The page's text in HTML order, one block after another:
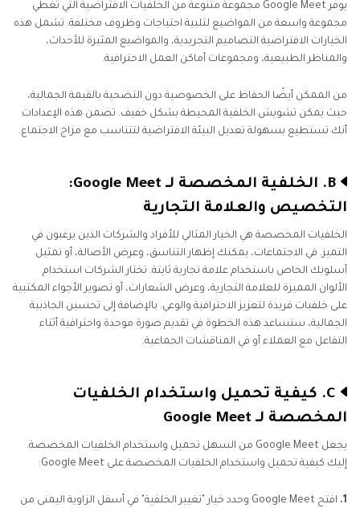
يوفر Google Meet مجموعة متنوعة من الخلفيات الافتراضية التي تغطي
مجموعة واسعة من المواضيع لتلبية احتياجات وظروف مختلفة. تشمل هذه
الخيارات الافتراضية التصاميم التجريدية، والمواضيع المثيرة للأحداث،
والمناظر الطبيعية، ومجموعات أماكن العمل الاحترافية.
من الممكن أيضًا الحفاظ على الخصوصية دون التضحية بالقيمة الجمالية،
حيث يمكن تشويش الخلفية المحيطة بشكل خفيف. تضمن هذه الإعدادات
أنك تستطيع بسهولة تعديل البيئة الافتراضية لتتناسب مع مزاج الاجتماع.
B. الخلفية المخصصة لـ Google Meet:
التخصيص والعلامة التجارية
الخلفيات المخصصة هي الخيار المثالي للأفراد والشركات الذين يرغبون في
التميز. في الاجتماعات، يمكنك إظهار التناسق، وعرض الأصالة، أو تمثيل
أسلوبك الخاص باستخدام علامة تجارية ثابتة. تختار الشركات استخدام
الألوان المميزة للعلامة التجارية، وعرض الشعارات، أو تصوير الأجواء المكتبية
على خلفيات فريدة لتعزيز الاحترافية والوعي. بالإضافة إلى تحسين الجاذبية
الجمالية، ستساعد هذه الخطوة في تقديم صورة موحدة واحترافية أثناء
التفاعل مع العملاء أو في المناقشات الجماعية.
C. كيفية تحميل واستخدام الخلفيات
المخصصة لـ Google Meet
يجعل Google Meet من السهل تحميل واستخدام الخلفيات المخصصة.
إليك كيفية تحميل واستخدام الخلفيات المخصصة على Google Meet:
1.
افتح Google Meet وحدد خيار "تغيير الخلفية" في أسفل الزاوية اليمنى من